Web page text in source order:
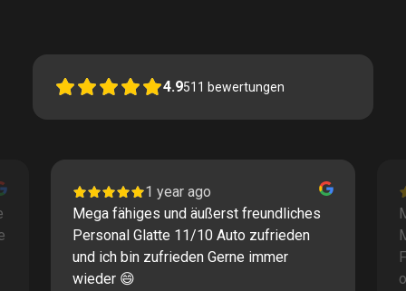
4.9511 bewertungen
1 year ago
Mega fähiges und äußerst freundliches
Personal Glatte 11/10 Auto zufrieden
und ich bin zufrieden Gerne immer
wieder 😄